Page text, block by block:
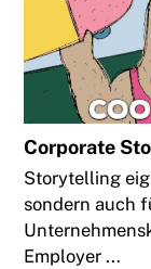
Corporate
Storytelling
sondern auch
Employer ...